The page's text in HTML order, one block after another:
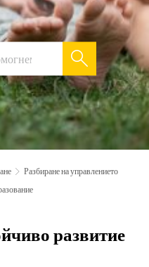
Разбиране на управлението
развитие